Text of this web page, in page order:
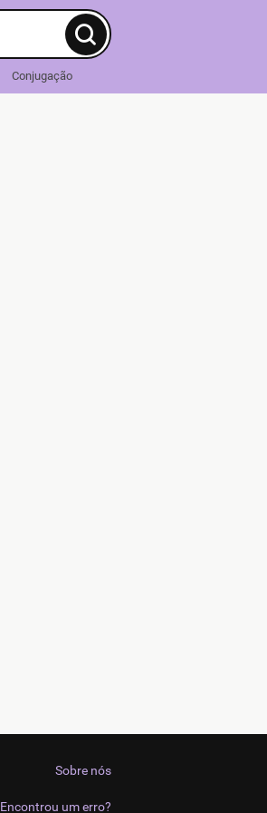
Conjugação
Sobre nós
Encontrou um erro?